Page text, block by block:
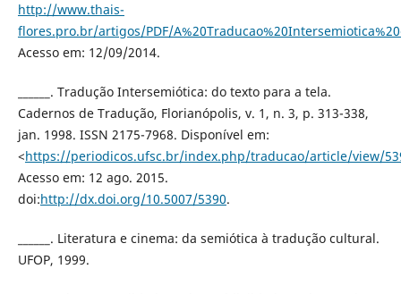
http://www.thais-
flores.pro.br/artigos/PDF/
Acesso em: 12/09/2014.
______. Tradução Intersemiótica: do texto para a tela.
Cadernos de Tradução, Florianópolis, v. 1, n. 3, p. 313-338,
jan. 1998. ISSN 2175-7968. Disponível em:
<https://periodicos.ufsc.br/index.php/traducao/article/view/
Acesso em: 12 ago. 2015.
doi:http://dx.doi.org/10.5007/5390.
______. Literatura e cinema: da semiótica à tradução cultural.
UFOP, 1999.